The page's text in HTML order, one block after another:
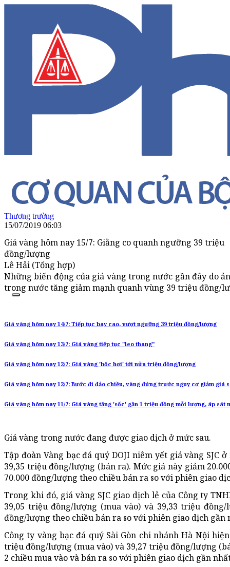
Thương trường
15/07/2019 06:03
Giá vàng hôm nay 15/7: Giằng co quanh ngưỡng 39 triệu
đồng/lượng
Lê Hải (Tổng hợp)
Những biến động của giá vàng trong nước gần đây do
trong nước tăng giảm mạnh quanh vùng 39 triệu đồng/
Giá vàng hôm nay 14/7: Tiếp tục bay cao, vượt ngưỡng 39 triệu đồng/lượng
Giá vàng hôm nay 13/7: Giá vàng tiếp tục "leo thang"
Giá vàng hôm nay 12/7: Giá vàng 'bốc hơi' tới nửa triệu đồng/lượng
Giá vàng hôm nay 12/7: Bước đi đảo chiều, vàng đứng trước nguy cơ giảm giá
Giá vàng hôm nay 11/7: Giá vàng tăng 'sốc' gần 1 triệu đồng mỗi lượng, áp sát
Giá vàng trong nước đang được giao dịch ở mức sau.
Tập đoàn Vàng bạc đá quý DOJI niêm yết giá vàng SJC
39,35 triệu đồng/lượng (bán ra). Mức giá này giảm
70.000 đồng/lượng theo chiều bán ra so với phiên giao
Trong khi đó, giá vàng SJC giao dịch lẻ của Công ty
39,05 triệu đồng/lượng (mua vào) và 39,33 triệu
đồng/lượng theo chiều bán ra so với phiên giao dịch gần
Công ty vàng bạc đá quý Sài Gòn chi nhánh Hà Nội
triệu đồng/lượng (mua vào) và 39,27 triệu đồng/lượng
2 chiều mua vào và bán ra so với phiên giao dịch gần